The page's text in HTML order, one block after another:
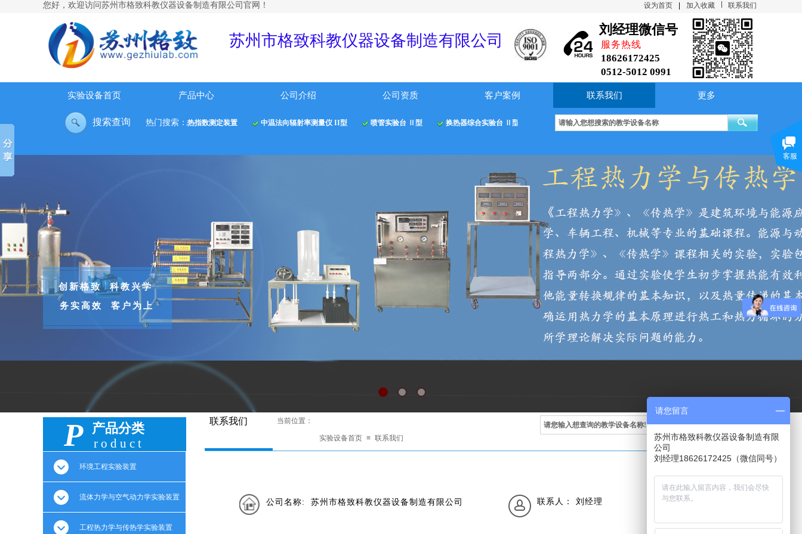
联系我们
您好，欢迎访问苏州市格致科教仪器设备制造有限公司官网！ 设为首页 加入收藏
服务热线
18626172425
0512-5012 0991
苏州市格致科教仪器设备制 造有限公司
刘经理微信号
实验设备首页 产品中心 公司介绍 公司资质 客户案例 联系我们 更多
大容器内水沸腾放热试验台 空气绝热指数测定装置 中温法向辐射率测量仪 II型 喷管实验台 Ⅱ型 换热器综合实验台 Ⅱ型 制冷压缩机性能实验台 Ⅱ型 综合传热性能实验台 大容器内水沸腾放
热门搜索：
搜索查询
创新格致 科教兴学
务实高效 客户为上
联系我们 当前位置：
roduct
产品分类
P
环境工程实验装置
流体力学与空气动力学实验装置
工程热力学与传热学实验装置
实验设备首页 ≡ 联系我们
联系人 ： 刘经理
公司名称: 苏州市格致科教仪器设备制造有限公司
客服
请您留言
苏州市格致科教仪器设备制造有限
公司
刘经理18626172425（微信同号）